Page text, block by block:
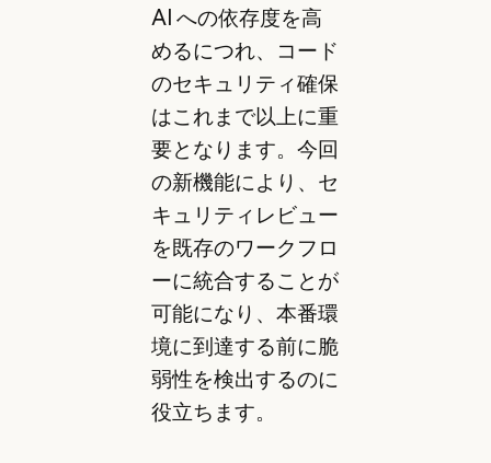
AI への依存度を高
めるにつれ、コード
のセキュリティ確保
はこれまで以上に重
要となります。今回
の新機能により、セ
キュリティレビュー
を既存のワークフロ
ーに統合することが
可能になり、本番環
境に到達する前に脆
弱性を検出するのに
役立ちます。